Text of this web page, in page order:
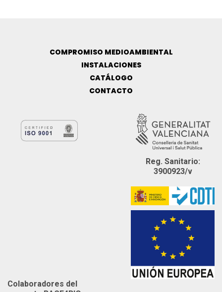
COMPROMISO MEDIOAMBIENTAL
INSTALACIONES
CATÁLOGO
CONTACTO
Reg. Sanitario:
3900923/v
Colaboradores del